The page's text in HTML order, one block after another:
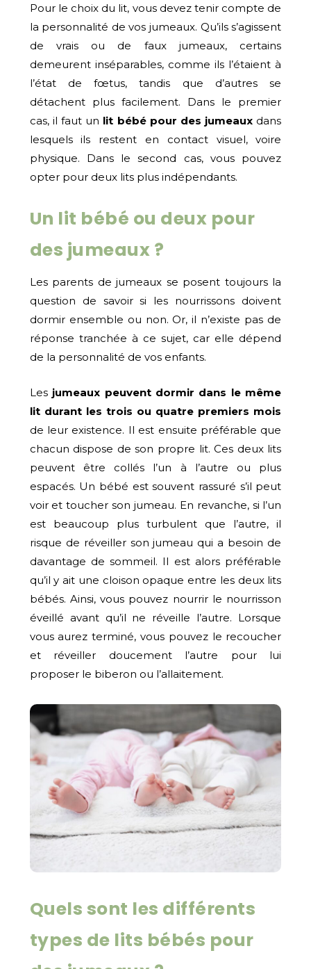
Pour le choix du lit, vous devez tenir compte de
la personnalité de vos jumeaux. Qu’ils s’agissent
de vrais ou de faux jumeaux, certains
demeurent inséparables, comme ils l’étaient à
l’état de fœtus, tandis que d’autres se
détachent plus facilement. Dans le premier
cas, il faut un lit bébé pour des jumeaux dans
lesquels ils restent en contact visuel, voire
physique. Dans le second cas, vous pouvez
opter pour deux lits plus indépendants.
Un lit bébé ou deux pour
des jumeaux ?
Les parents de jumeaux se posent toujours la
question de savoir si les nourrissons doivent
dormir ensemble ou non. Or, il n’existe pas de
réponse tranchée à ce sujet, car elle dépend
de la personnalité de vos enfants.
Les jumeaux peuvent dormir dans le même
lit durant les trois ou quatre premiers mois
de leur existence. Il est ensuite préférable que
chacun dispose de son propre lit. Ces deux lits
peuvent être collés l’un à l’autre ou plus
espacés. Un bébé est souvent rassuré s’il peut
voir et toucher son jumeau. En revanche, si l’un
est beaucoup plus turbulent que l’autre, il
risque de réveiller son jumeau qui a besoin de
davantage de sommeil. Il est alors préférable
qu’il y ait une cloison opaque entre les deux lits
bébés. Ainsi, vous pouvez nourrir le nourrisson
éveillé avant qu’il ne réveille l’autre. Lorsque
vous aurez terminé, vous pouvez le recoucher
et réveiller doucement l’autre pour lui
proposer le biberon ou l’allaitement.
Quels sont les différents
types de lits bébés pour